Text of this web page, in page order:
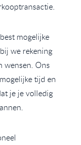
mogelijke
we rekening
wensen. Ons
tijd en
je je volledig